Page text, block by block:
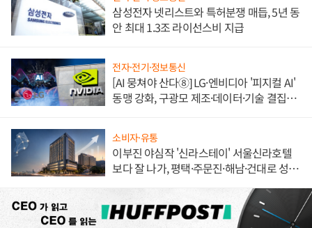
삼성전자 넷리스트와 특허분쟁 매듭, 5년 동
안 최대 1.3조 라이선스비 지급
전자·전기·정보통신
[AI 뭉쳐야 산다⑧] LG·엔비디아 '피지컬 AI'
동맹 강화, 구광모 제조·데이터·기술 결집
소비자·유통
이부진 야심작 '신라스테이' 서울신라호텔
보다 잘 나가, 평택·주문진·해남·건대로 성